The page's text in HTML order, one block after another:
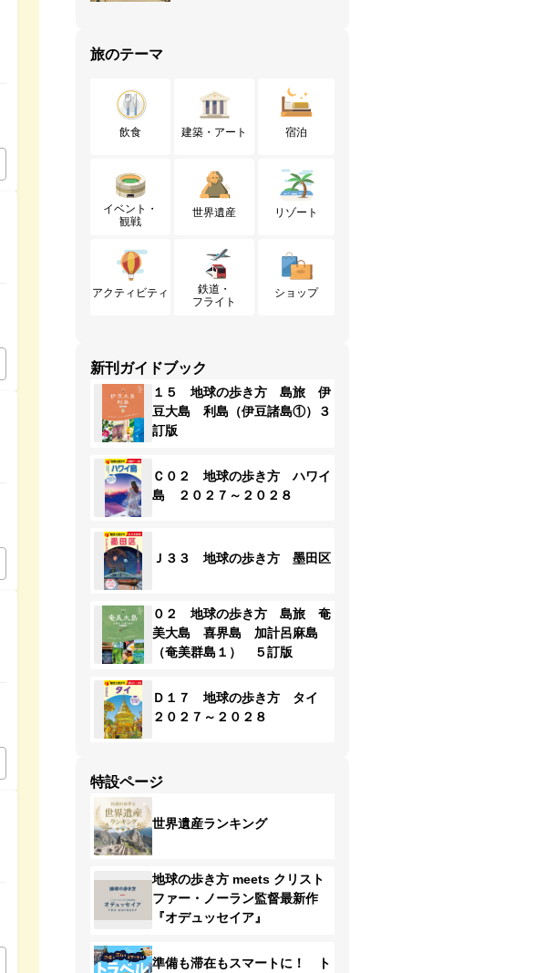
旅のテーマ
飲食 建築・アート 宿泊
イベント・
観戦
世界遺産 リゾート
アクティビティ
鉄道・
フライト
ショップ
新刊ガイドブック
１５ 地球の歩き方 島旅 伊
豆大島 利島（伊豆諸島①）３
訂版
Ｃ０２ 地球の歩き方 ハワイ
島 ２０２７～２０２８
Ｊ３３ 地球の歩き方 墨田区
０２ 地球の歩き方 島旅 奄
美大島 喜界島 加計呂麻島
（奄美群島１） ５訂版
Ｄ１７ 地球の歩き方 タイ
２０２７～２０２８
特設ページ
世界遺産ランキング
地球の歩き方 meets クリスト
ファー・ノーラン監督最新作
『オデュッセイア』
準備も滞在もスマートに！ ト